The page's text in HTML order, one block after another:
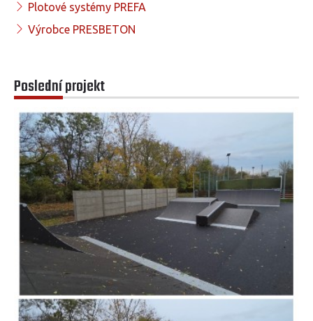
Plotové systémy PREFA
Výrobce PRESBETON
Poslední projekt